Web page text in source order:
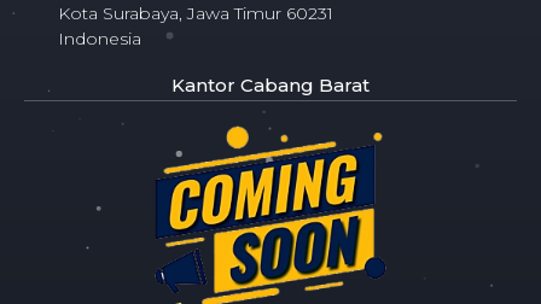
Kota Surabaya, Jawa Timur 60231
Indonesia
Kantor Cabang Barat